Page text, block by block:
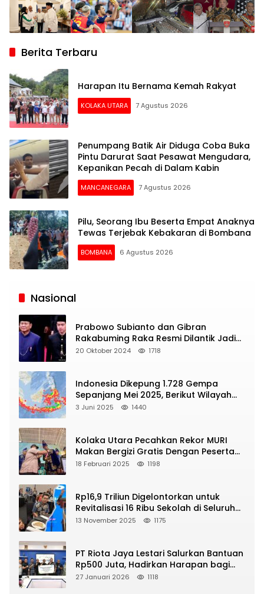
Berita Terbaru
Harapan Itu Bernama Kemah Rakyat
KOLAKA UTARA 7 Agustus 2026
Penumpang Batik Air Diduga Coba Buka
Pintu Darurat Saat Pesawat Mengudara,
Kepanikan Pecah di Dalam Kabin
MANCANEGARA 7 Agustus 2026
Pilu, Seorang Ibu Beserta Empat Anaknya
Tewas Terjebak Kebakaran di Bombana
BOMBANA 6 Agustus 2026
Siaran
Nasional
Prabowo Subianto dan Gibran
Rakabuming Raka Resmi Dilantik Jadi
Presiden dan Wapres RI
20 Oktober 2024 1718
Indonesia Dikepung 1.728 Gempa
Sepanjang Mei 2025, Berikut Wilayah
Yang Intens Diguncang!
3 Juni 2025 1440
Kolaka Utara Pecahkan Rekor MURI
Makan Bergizi Gratis Dengan Peserta
Terbanyak
18 Februari 2025 1198
Rp16,9 Triliun Digelontorkan untuk
Revitalisasi 16 Ribu Sekolah di Seluruh
Indonesia
13 November 2025 1175
PT Riota Jaya Lestari Salurkan Bantuan
Rp500 Juta, Hadirkan Harapan bagi
Korban Bencana di Sumatera
27 Januari 2026 1118